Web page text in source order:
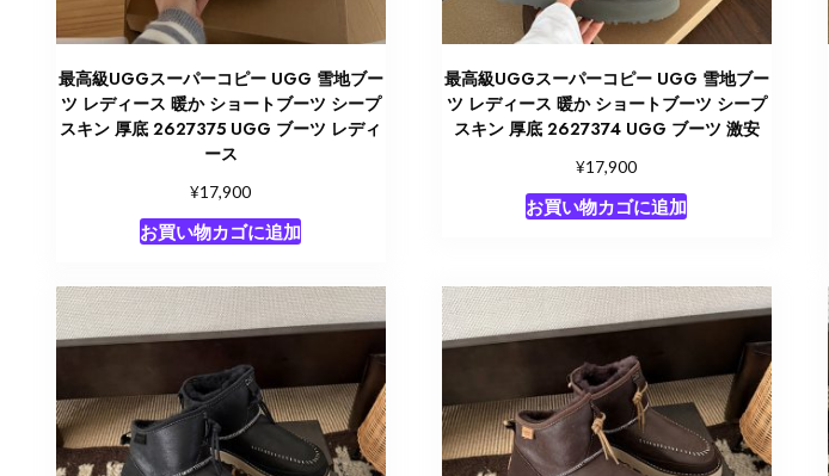
最高級UGGスーパーコピー UGG 雪地ブー
ツ レディース 暖か ショートブーツ シープ
スキン 厚底 2627375 UGG ブーツ レディ
ース
¥17,900
お買い物カゴに追加
最高級UGGスーパーコピー UGG 雪地ブー
ツ レディース 暖か ショートブーツ シープ
スキン 厚底 2627374 UGG ブーツ 激安
¥17,900
お買い物カゴに追加